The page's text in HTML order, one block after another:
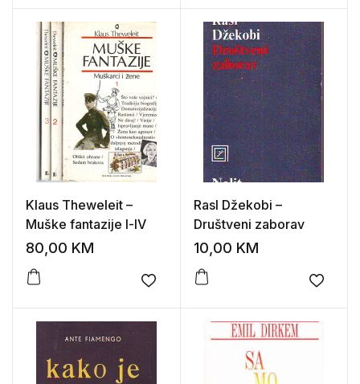
Klaus Theweleit –
Muške fantazije l-lV
80,00 KM
Add to wishlist
Rasl Džekobi –
Društveni zaborav
10,00 KM
Add